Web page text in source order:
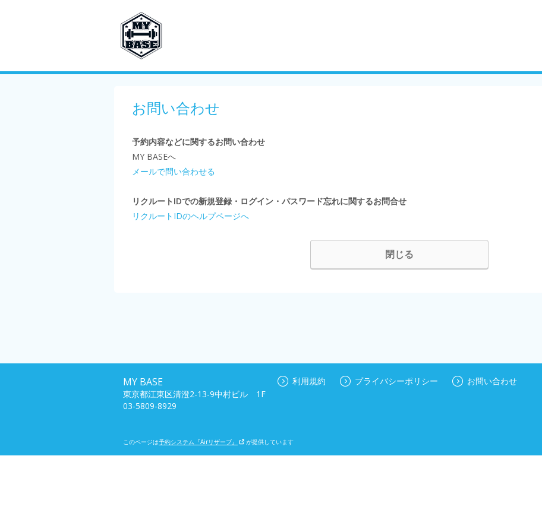
お問い合わせ
予約内容などに関するお問い合わせ
MY BASEへ
メールで問い合わせる
リクルートIDでの新規登録・ログイン・パスワード忘れに関するお問合せ
リクルートIDのヘルプページへ
閉じる
MY BASE
東京都江東区清澄2-13-9中村ビル 1F
03-5809-8929
利用規約 プライバシーポリシー お問い合わせ
このページは予約システム『Airリザーブ』 が提供しています